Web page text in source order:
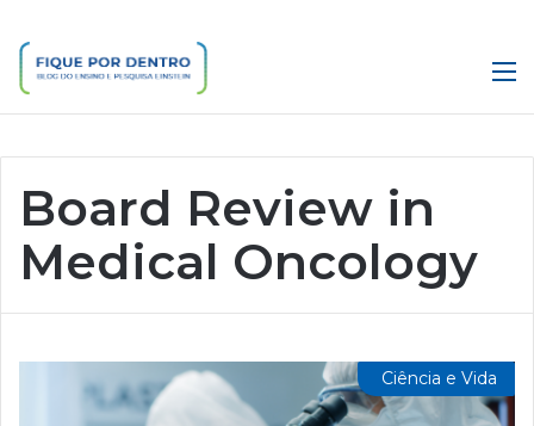
Board Review in
Medical Oncology
Ciência e Vida